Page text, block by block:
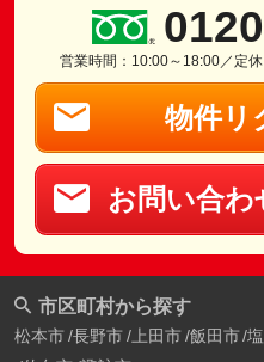
営業時間：10:00～18:00／定
物件リ
お問い合わ
市区町村から探す
松本市 長野市 上田市 飯田市